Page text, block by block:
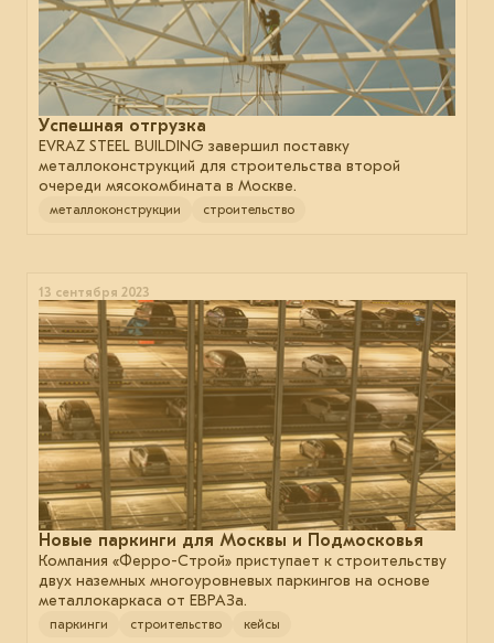
Успешная отгрузка
EVRAZ STEEL BUILDING завершил поставку
металлоконструкций для строительства второй
очереди мясокомбината в Москве.
металлоконструкции строительство
13 сентября 2023
Новые паркинги для Москвы и Подмосковья
Компания «Ферро-Строй» приступает к строительству
двух наземных многоуровневых паркингов на основе
металлокаркаса от ЕВРАЗа.
паркинги строительство кейсы